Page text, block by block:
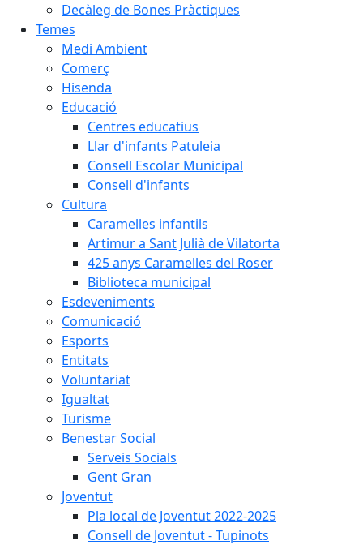
Decàleg de Bones Pràctiques
Temes
Medi Ambient
Comerç
Hisenda
Educació
Centres educatius
Llar d'infants Patuleia
Consell Escolar Municipal
Consell d'infants
Cultura
Caramelles infantils
Artimur a Sant Julià de Vilatorta
425 anys Caramelles del Roser
Biblioteca municipal
Esdeveniments
Comunicació
Esports
Entitats
Voluntariat
Igualtat
Turisme
Benestar Social
Serveis Socials
Gent Gran
Joventut
Pla local de Joventut 2022-2025
Consell de Joventut - Tupinots